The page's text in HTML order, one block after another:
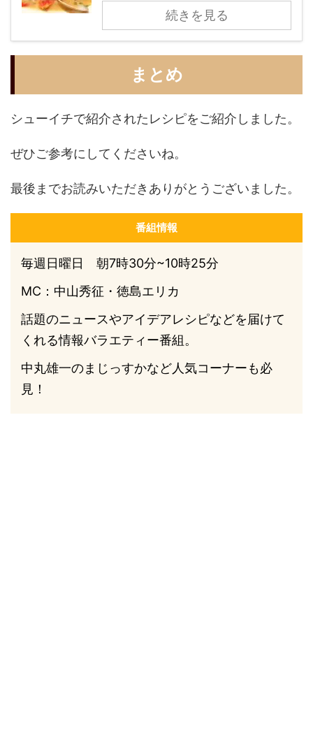
続きを見る
まとめ
シューイチで紹介されたレシピをご紹介しました。
ぜひご参考にしてくださいね。
最後までお読みいただきありがとうございました。
番組情報
毎週日曜日 朝7時30分~10時25分
MC：中山秀征・徳島エリカ
話題のニュースやアイデアレシピなどを届けて
くれる情報バラエティー番組。
中丸雄一のまじっすかなど人気コーナーも必
見！